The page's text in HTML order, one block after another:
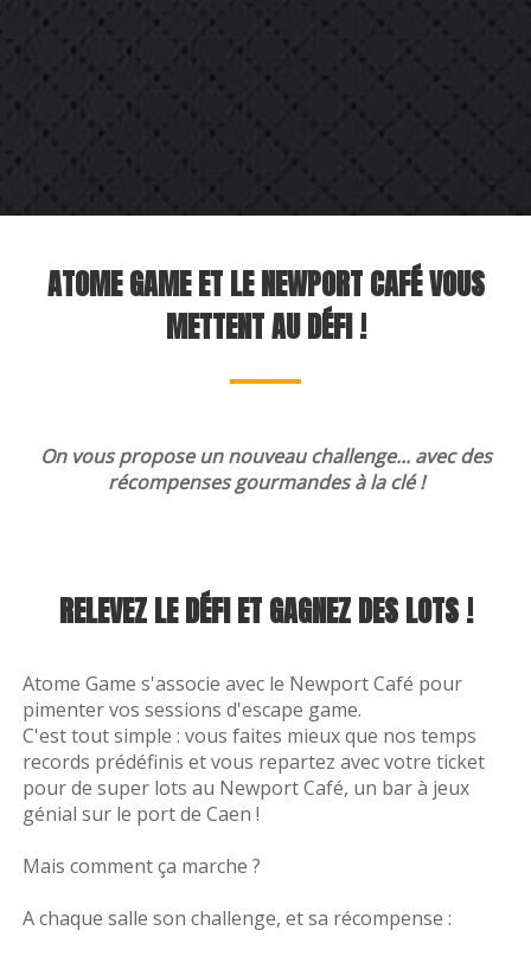
Team building
d'Atome
Nos rooms
salle
box
ATOME GAME ET LE NEWPORT CAFÉ VOUS
METTENT AU DÉFI !
On vous propose un nouveau challenge... avec des
récompenses gourmandes à la clé !
RELEVEZ LE DÉFI ET GAGNEZ DES LOTS !
Atome Game s'associe avec le Newport Café pour
pimenter vos sessions d'escape game.
C'est tout simple : vous faites mieux que nos temps
records prédéfinis et vous repartez avec votre ticket
pour de super lots au Newport Café, un bar à jeux
génial sur le port de Caen !
Mais comment ça marche ?
A chaque salle son challenge, et sa récompense :